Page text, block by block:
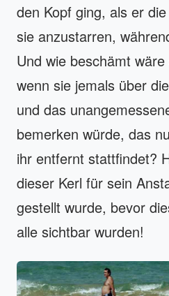
den Kopf ging, als er
sie anzustarren,
Und wie beschämt
wenn sie jemals über
und das
bemerken würde, das
ihr entfernt stattfindet?
dieser Kerl für sein
gestellt wurde, bevor
alle sichtbar wurden!